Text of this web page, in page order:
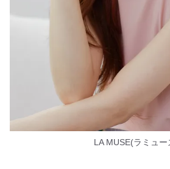
LA MUSE(ラミュー